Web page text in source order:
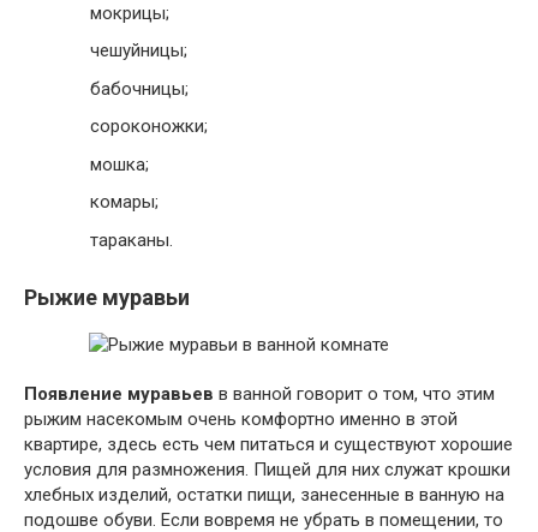
мокрицы;
чешуйницы;
бабочницы;
сороконожки;
мошка;
комары;
тараканы.
Рыжие муравьи
Появление муравьев в ванной говорит о том, что этим
рыжим насекомым очень комфортно именно в этой
квартире, здесь есть чем питаться и существуют хорошие
условия для размножения. Пищей для них служат крошки
хлебных изделий, остатки пищи, занесенные в ванную на
подошве обуви. Если вовремя не убрать в помещении, то